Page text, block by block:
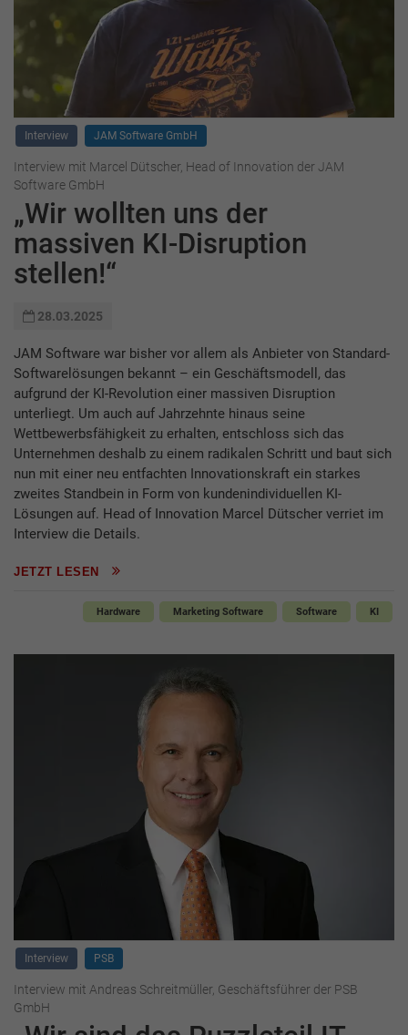
Interview JAM Software GmbH
Interview mit Marcel Dütscher, Head of Innovation der JAM
Software GmbH
„Wir wollten uns der
massiven KI-Disruption
stellen!“
28.03.2025
JAM Software war bisher vor allem als Anbieter von Standard-
Softwarelösungen bekannt – ein Geschäftsmodell, das
aufgrund der KI-Revolution einer massiven Disruption
unterliegt. Um auch auf Jahrzehnte hinaus seine
Wettbewerbsfähigkeit zu erhalten, entschloss sich das
Unternehmen deshalb zu einem radikalen Schritt und baut sich
nun mit einer neu entfachten Innovationskraft ein starkes
zweites Standbein in Form von kundenindividuellen KI-
Lösungen auf. Head of Innovation Marcel Dütscher verriet im
Interview die Details.
JETZT LESEN
Hardware Marketing Software Software KI
Interview PSB
Interview mit Andreas Schreitmüller, Geschäftsführer der PSB
GmbH